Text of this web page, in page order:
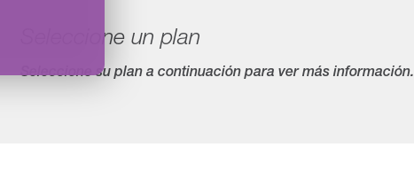
Seleccione un plan
Seleccione su plan a continuación para ver más información.